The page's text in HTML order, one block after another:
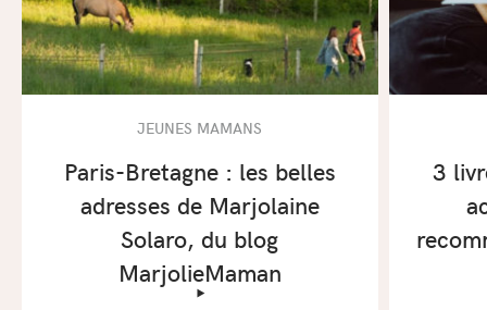
JEUNES MAMANS
Paris-Bretagne : les belles
adresses de Marjolaine
Solaro, du blog
MarjolieMaman
‣
3